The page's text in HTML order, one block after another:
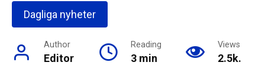
Dagliga nyheter
Author
Editor
Reading
3 min
Views
2.5k.